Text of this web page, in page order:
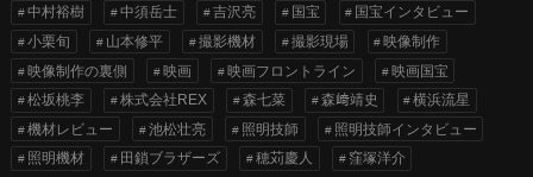
中村裕樹
中須岳士 吉沢亮 国宝
国宝インタビュー
小栗旬
山本修平 撮影機材 撮影現場
映像制作
映像制作の裏側
映画 映画フロントライン
映画国宝
松坂桃李
株式会社REX 森七菜 森﨑靖史
横浜流星
機材レビュー
池松壮亮 照明技師
照明技師インタビュー
照明機材
田鎖ブラザーズ 穂苅慶人 窪塚洋介